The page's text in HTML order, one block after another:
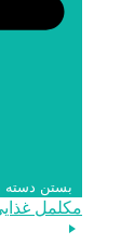
بستن دسته
مکلمل